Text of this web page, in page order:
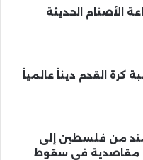
الأصنام الحديثة
كرة القدم ديناً عالمياً
من فلسطين إلى
مقاصدية في سقوط